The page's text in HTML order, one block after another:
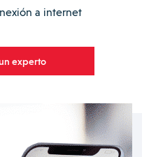
a internet
experto